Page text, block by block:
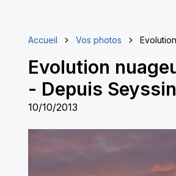
Accueil Vos photos
Evolution
- Depuis
10/10/2013